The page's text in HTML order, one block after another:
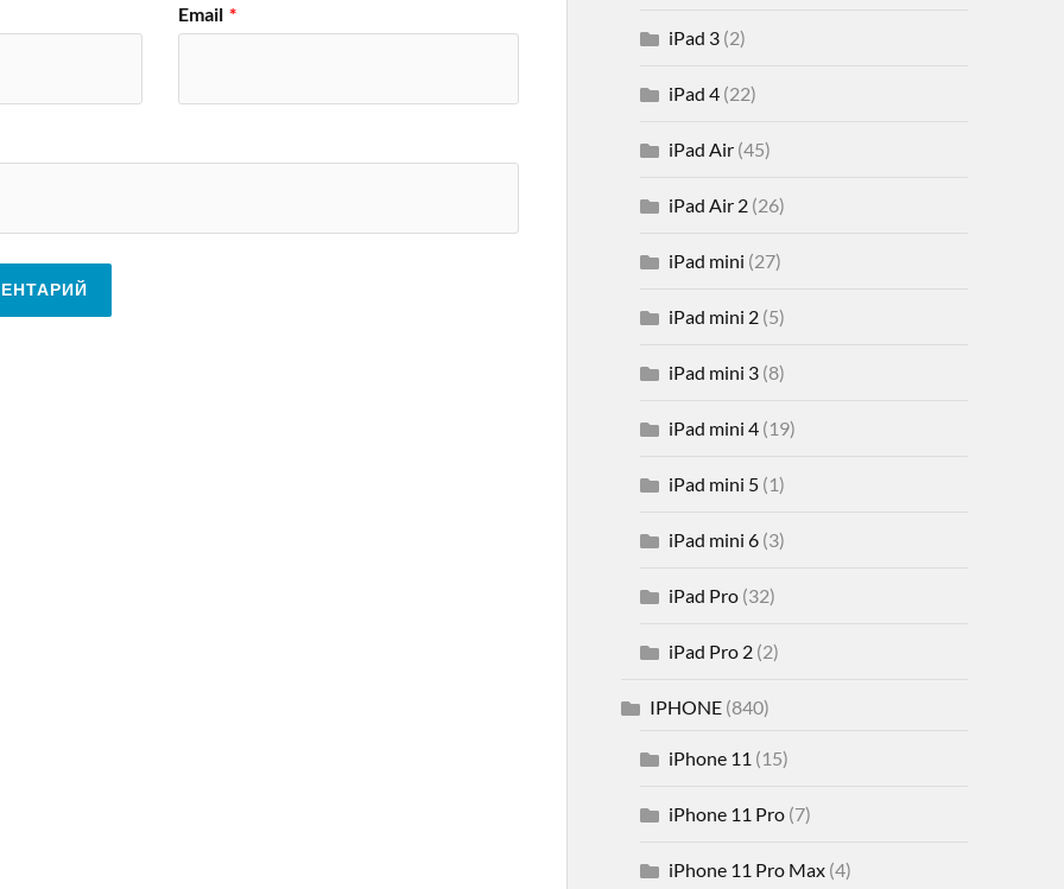
Email *
iPad 3(2)
iPad 4(22)
iPad Air(45)
iPad Air 2(26)
iPad mini (27)
iPad mini 2(5)
iPad mini 3(8)
iPad mini 4(19)
iPad mini 5(1)
iPad mini 6(3)
iPad Pro(32)
iPad Pro 2(2)
IPHONE(840)
iPhone 11 (15)
iPhone 11 Pro(7)
iPhone 11 Pro Max(4)